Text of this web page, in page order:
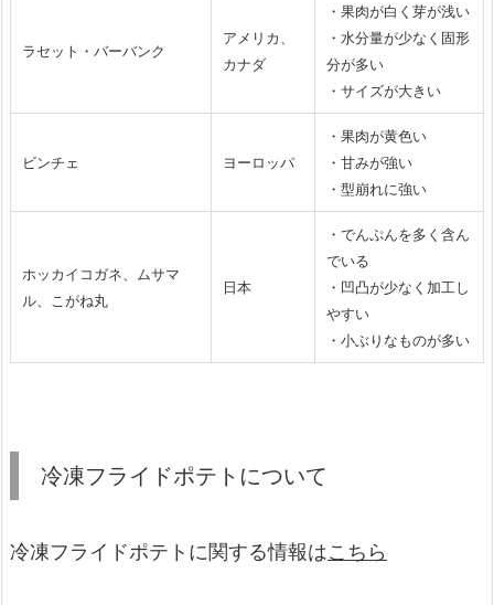
ラセット・バーバンク
アメリカ、
カナダ
・果肉が白く芽が浅い
・水分量が少なく固形
分が多い
・サイズが大きい
ビンチェ ヨーロッパ
・果肉が黄色い
・甘みが強い
・型崩れに強い
ホッカイコガネ、ムサマ
ル、こがね丸
日本
・でんぷんを多く含ん
でいる
・凹凸が少なく加工し
やすい
・小ぶりなものが多い
冷凍フライドポテトについて
冷凍フライドポテトに関する情報はこちら